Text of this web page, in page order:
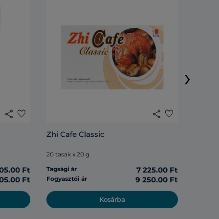
share favorite
Ft
Ft
share favorite
Zhi Cafe Classic
20 tasak x 20 g
Tagsági ár
7 225.00 Ft
Fogyasztói ár 9 250.00 Ft
Kosárba
›